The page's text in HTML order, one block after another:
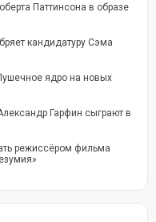
Паттинсона в образе
кандидатуру Сэма
ядро на новых
Гарфин сыграют в
режиссёром фильма